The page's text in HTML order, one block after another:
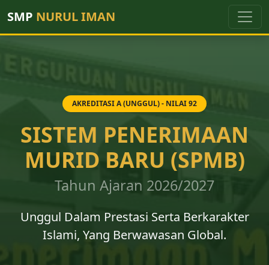
SMP NURUL IMAN
AKREDITASI A (UNGGUL) - NILAI 92
SISTEM PENERIMAAN
MURID BARU (SPMB)
Tahun Ajaran 2026/2027
Unggul Dalam Prestasi Serta Berkarakter
Islami, Yang Berwawasan Global.